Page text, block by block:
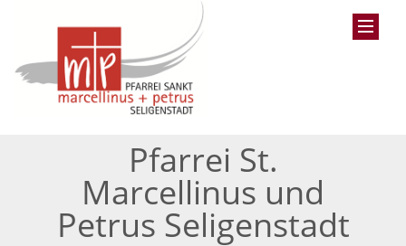
Pfarrei St.
Marcellinus und
Petrus Seligenstadt